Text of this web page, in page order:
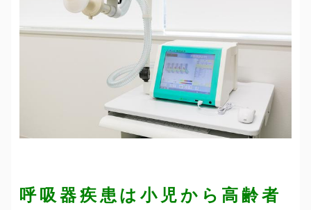
呼吸器疾患は小児から高齢者